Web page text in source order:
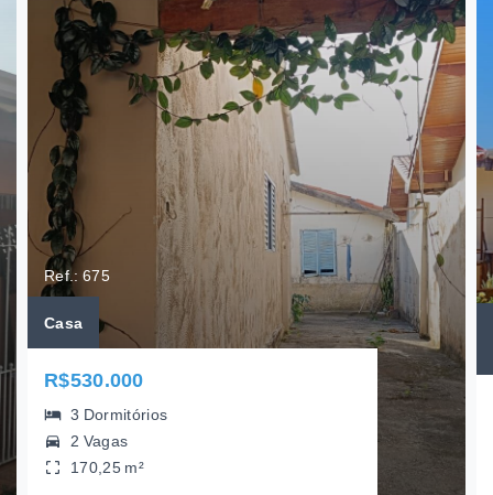
Ref.: 675
Casa
R$530.000
3 Dormitórios
2 Vagas
170,25 m²